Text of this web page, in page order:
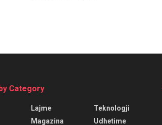
Category
Lajme
Magazina
Teknologji
Udhetime